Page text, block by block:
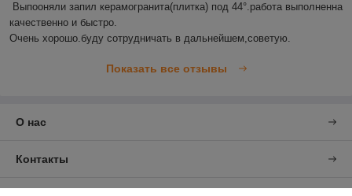
Выпооняли запил керамогранита(плитка) под 44°.работа выполненна
качественно и быстро.
Очень хорошо.буду сотрудничать в дальнейшем,советую.
Показать все отзывы
О нас
Контакты